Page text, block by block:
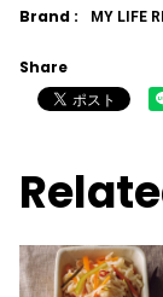
Brand : MY LIFE
Share